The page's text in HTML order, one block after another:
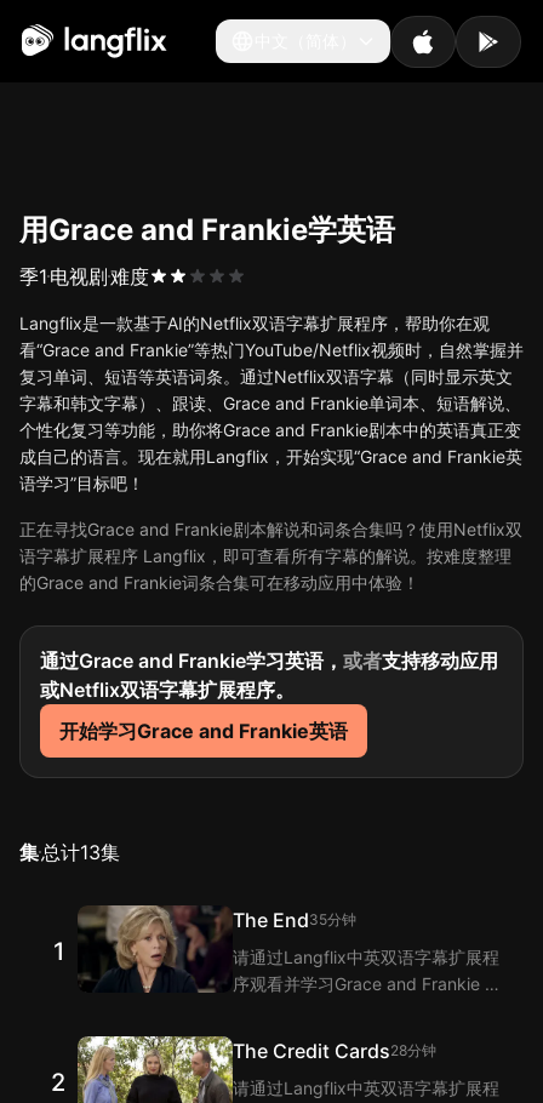
中文（简体）
用Grace and Frankie学英语
季1 电视剧难度
Langflix是一款基于AI的Netflix双语字幕扩展程序，帮助你在观
看“Grace and Frankie”等热门YouTube/Netflix视频时，自然掌握并
复习单词、短语等英语词条。通过Netflix双语字幕（同时显示英文
字幕和韩文字幕）、跟读、Grace and Frankie单词本、短语解说、
个性化复习等功能，助你将Grace and Frankie剧本中的英语真正变
成自己的语言。现在就用Langflix，开始实现“Grace and Frankie英
语学习”目标吧！
正在寻找Grace and Frankie剧本解说和词条合集吗？使用Netflix双
语字幕扩展程序 Langflix，即可查看所有字幕的解说。按难度整理
的Grace and Frankie词条合集可在移动应用中体验！
通过Grace and Frankie学习英语， 或者支持移动应用
或Netflix双语字幕扩展程序。
开始学习Grace and Frankie英语
集总计13集
1
The End35分钟
请通过Langflix中英双语字幕扩展程
序观看并学习Grace and Frankie 第
Frankie 第1集台词的翻译。
2
The Credit Cards28分钟
请通过Langflix中英双语字幕扩展程